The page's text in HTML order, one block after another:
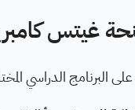
غيتس
البرنامج الدراسي